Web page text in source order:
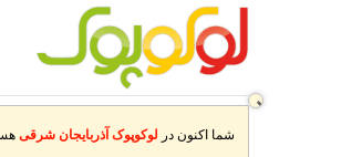
شما اکنون در لوکوپوک آذربایجان شرقی